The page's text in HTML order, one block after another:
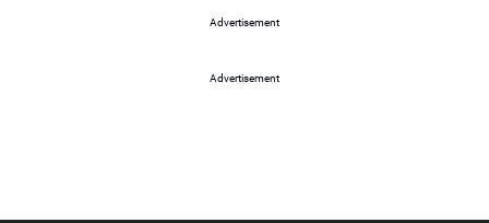
Advertisement
Advertisement